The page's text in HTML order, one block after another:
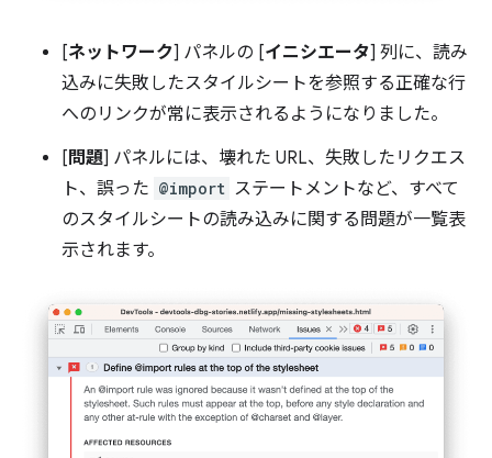
[ネットワーク] パネルの [イニシエータ] 列に、読み
込みに失敗したスタイルシートを参照する正確な行
へのリンクが常に表示されるようになりました。
[ 問題] パネルには、壊れた URL、失敗したリクエス
ト、誤った @import ステートメントなど、すべて
のスタイルシートの読み込みに関する問題が一覧表
示されます。